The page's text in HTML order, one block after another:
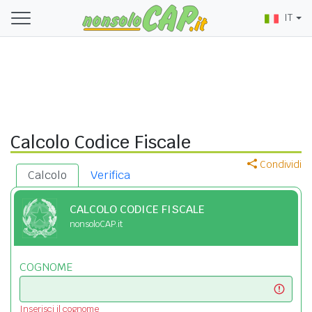
IT
Calcolo Codice Fiscale
Condividi
Calcolo Verifica
CALCOLO CODICE FISCALE
nonsoloCAP.it
COGNOME
Inserisci il cognome